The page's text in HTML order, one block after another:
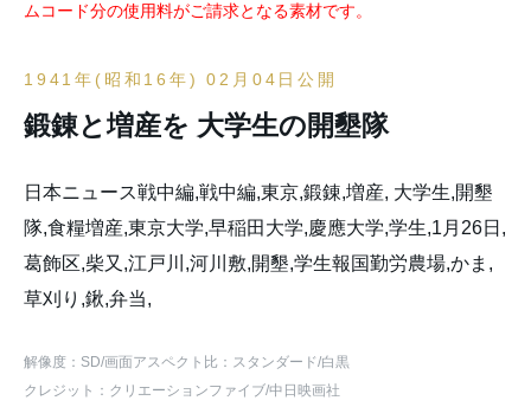
ムコード分の使用料がご請求となる素材です。
1941年(昭和16年) 02月04日公開
鍛錬と増産を 大学生の開墾隊
日本ニュース戦中編,戦中編,東京,鍛錬,増産, 大学生,開墾
隊,食糧増産,東京大学,早稲田大学,慶應大学,学生,1月26日,
葛飾区,柴又,江戸川,河川敷,開墾,学生報国勤労農場,かま,
草刈り,鍬,弁当,
解像度：SD/画面アスペクト比：スタンダード/白黒
クレジット：クリエーションファイブ/中日映画社